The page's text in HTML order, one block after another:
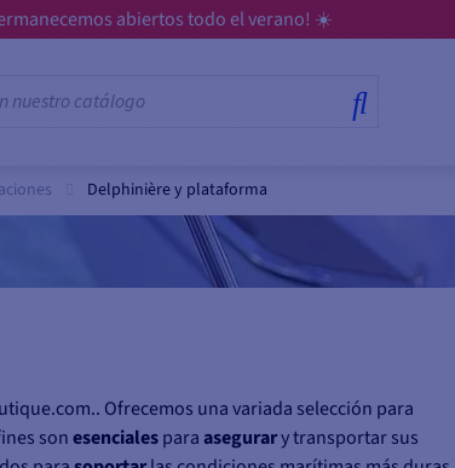
abiertos todo el verano! ☀️
Delphinière y plataforma
Ofrecemos una variada selección para
sonesencialesparaasegurary transportar sus